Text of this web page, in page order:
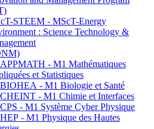
STEEM - MScT-Energy
: Science Technology &
- M1 Mathématiques
et Statistiques
- M1 Biologie et Santé
- M1 Chimie et Interfaces
- M1 Système Cyber Physique
- M1 Physique des Hautes